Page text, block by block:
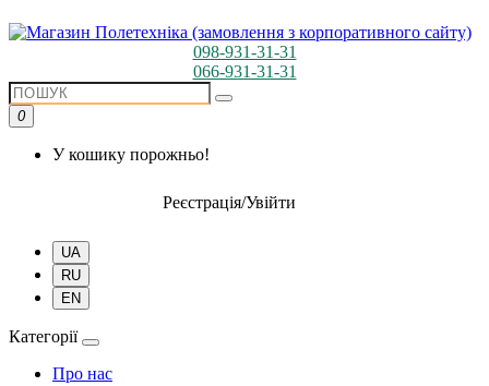
098-931-31-31
066-931-31-31
0
У кошику порожньо!
Реєстрація/Увійти
UA
RU
EN
Категорії
Про нас